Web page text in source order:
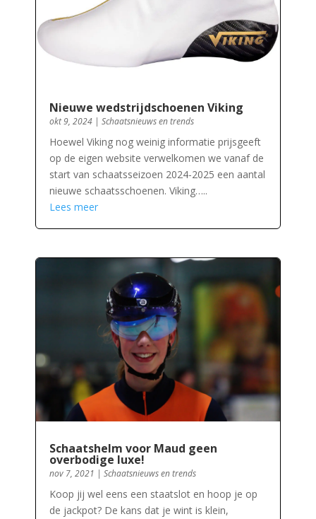
Nieuwe wedstrijdschoenen Viking
okt 9, 2024| Schaatsnieuws en trends
Hoewel Viking nog weinig informatie prijsgeeft
op de eigen website verwelkomen we vanaf de
start van schaatsseizoen 2024-2025 een aantal
nieuwe schaatsschoenen. Viking…..
Lees meer
Schaatshelm voor Maud geen
overbodige luxe!
nov 7, 2021 | Schaatsnieuws en trends
Koop jij wel eens een staatslot en hoop je op
de jackpot? De kans dat je wint is klein,